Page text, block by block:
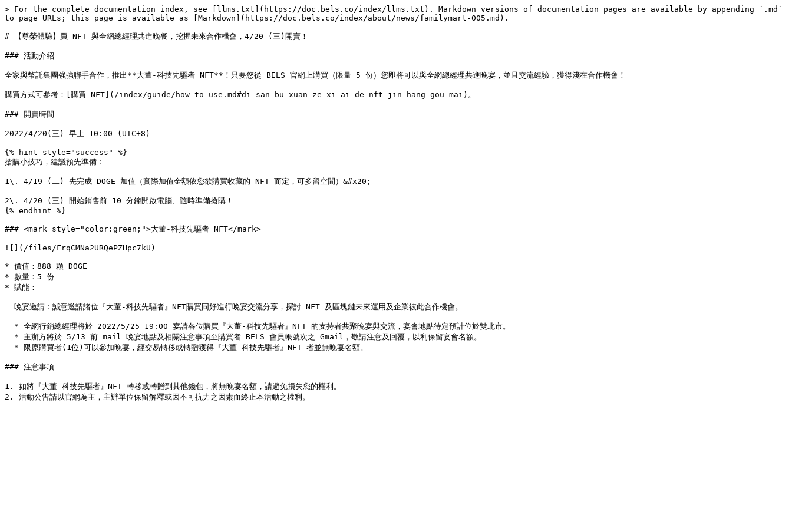
> For the complete documentation index, see [llms.txt](https://doc.bels.co/index/llms.txt). Markdown versions of documentation pages are available by appending `.md`
to page URLs; this page is available as [Markdown](https://doc.bels.co/index/about/news/familymart-005.md).
# 【尊榮體驗】買 NFT 與全網總經理共進晚餐，挖掘未來合作機會，4/20 (三)開賣！
### 活動介紹
全家與幣託集團強強聯手合作，推出**大董-科技先驅者 NFT**！只要您從 BELS 官網上購買（限量 5 份）您即將可以與全網總經理共進晚宴，並且交流經驗，獲得淺在合作機會！
購買方式可參考：[購買 NFT](/index/guide/how-to-use.md#di-san-bu-xuan-ze-xi-ai-de-nft-jin-hang-gou-mai)。
### 開賣時間
2022/4/20(三) 早上 10:00 (UTC+8)
{% hint style="success" %}
搶購小技巧，建議預先準備：
1\. 4/19 (二) 先完成 DOGE 加值（實際加值金額依您欲購買收藏的 NFT 而定，可多留空間）&#x20;
2\. 4/20 (三) 開始銷售前 10 分鐘開啟電腦、隨時準備搶購！
{% endhint %}
### <mark style="color:green;">大董-科技先驅者 NFT</mark>
![](/files/FrqCMNa2URQePZHpc7kU)
* 價值：888 顆 DOGE
* 數量：5 份
* 賦能：
### 注意事項
1. 如將『大董-科技先驅者』NFT 轉移或轉贈到其他錢包，將無晚宴名額，請避免損失您的權利。